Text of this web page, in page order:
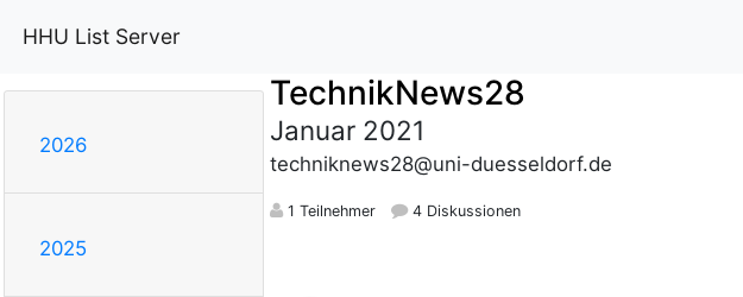
HHU List Server
2026
2025
TechnikNews28
Januar 2021
techniknews28@uni-duesseldorf.de
1 Teilnehmer 4 Diskussionen